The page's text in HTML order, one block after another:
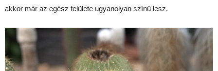
akkor már az egész felülete ugyanolyan színű lesz.